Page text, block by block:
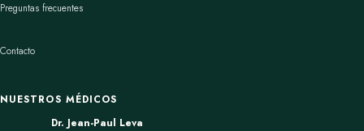
Preguntas frecuentes
Contacto
NUESTROS MÉDICOS
Dr. Jean-Paul Leva